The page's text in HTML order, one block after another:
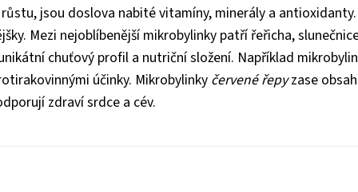
jsou doslova nabité vitamíny, minerály a antioxidanty.
Mezi nejoblíbenější mikrobylinky patří řeřicha,
chuťový profil a nutriční složení. Například
účinky. Mikrobylinky červené řepyzase
zdraví srdce a cév.